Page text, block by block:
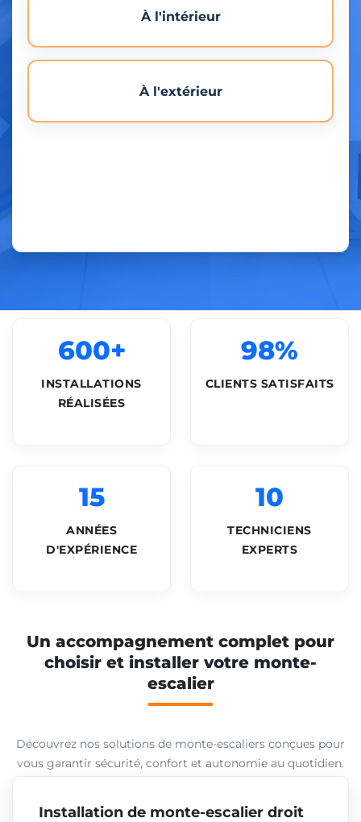
À l'intérieur
À l'extérieur
600+
INSTALLATIONS
RÉALISÉES
98%
CLIENTS SATISFAITS
15
ANNÉES
D'EXPÉRIENCE
10
TECHNICIENS
EXPERTS
Un accompagnement complet pour
choisir et installer votre monte-
escalier
Découvrez nos solutions de monte-escaliers conçues pour
vous garantir sécurité, confort et autonomie au quotidien.
Installation de monte-escalier droit